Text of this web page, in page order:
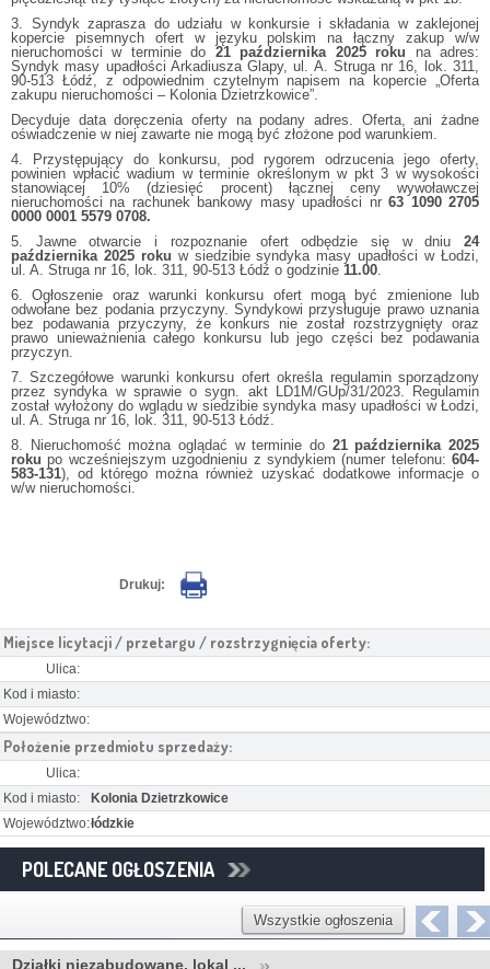
3. Syndyk zaprasza do udziału w konkursie i składania w zaklejonej
kopercie pisemnych ofert w języku polskim na łączny zakup w/w
nieruchomości w terminie do 21 października 2025 roku na adres:
Syndyk masy upadłości Arkadiusza Glapy, ul. A. Struga nr 16, lok. 311,
90-513 Łódź, z odpowiednim czytelnym napisem na kopercie „Oferta
zakupu nieruchomości – Kolonia Dzietrzkowice”.
Decyduje data doręczenia oferty na podany adres. Oferta, ani żadne
oświadczenie w niej zawarte nie mogą być złożone pod warunkiem.
4. Przystępujący do konkursu, pod rygorem odrzucenia jego oferty,
powinien wpłacić wadium w terminie określonym w pkt 3 w wysokości
stanowiącej 10% (dziesięć procent) łącznej ceny wywoławczej
nieruchomości na rachunek bankowy masy upadłości nr63 1090 2705
0000 0001 5579 0708.
5. Jawne otwarcie i rozpoznanie ofert odbędzie się w dniu 24
października 2025 roku w siedzibie syndyka masy upadłości w Łodzi,
ul. A. Struga nr 16, lok. 311, 90-513 Łódź o godzinie 11.00
6. Ogłoszenie oraz warunki konkursu ofert mogą być zmienione lub
odwołane bez podania przyczyny. Syndykowi przysługuje prawo uznania
bez podawania przyczyny, że konkurs nie został rozstrzygnięty oraz
prawo unieważnienia całego konkursu lub jego części bez podawania
przyczyn.
7. Szczegółowe warunki konkursu ofert określa regulamin sporządzony
przez syndyka w sprawie o sygn. akt LD1M/GUp/31/2023. Regulamin
został wyłożony do wglądu w siedzibie syndyka masy upadłości w Łodzi,
ul. A. Struga nr 16, lok. 311, 90-513 Łódź.
8. Nieruchomość można oglądać w terminie do 21 października 2025
roku po wcześniejszym uzgodnieniu z syndykiem (numer telefonu: 604-
583-131), od którego można również uzyskać dodatkowe informacje o
w/w nieruchomości.
Drukuj:
Miejsce licytacji / przetargu / rozstrzygnięcia oferty:
Ulica:
Kod i miasto:
Województwo:
Położenie przedmiotu sprzedaży:
Ulica:
Kod i miasto:
Kolonia Dzietrzkowice
Województwo:łódzkie
POLECANE OGŁOSZENIA
Wszystkie ogłoszenia
Działki niezabudowane, lokal ...